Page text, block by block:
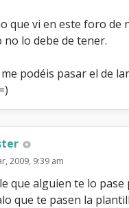
que vi en este foro de
lo debe de tener.
podéis pasar el de
2009, 9:39 am
que alguien te lo
que te pasen la